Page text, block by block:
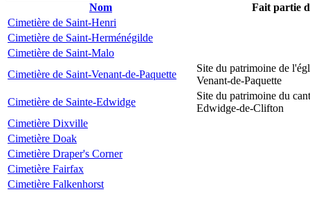
Nom
Fait partie
Cimetière de Saint-Henri
Cimetière de Saint-Herménégilde
Cimetière de Saint-Malo
Cimetière de Saint-Venant-de-Paquette
Site du patrimoine de
Venant-de-Paquette
Cimetière de Sainte-Edwidge
Site du patrimoine du
Edwidge-de-Clifton
Cimetière Dixville
Cimetière Doak
Cimetière Draper's Corner
Cimetière Fairfax
Cimetière Falkenhorst